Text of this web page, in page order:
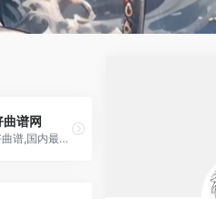
曲谱网
好曲谱,国内最全的(葫芦丝,吉他,钢琴,萨克斯,二胡,古筝,电子琴,琵琶,口琴等)曲谱,简谱,乐谱,歌谱资源库.免费浏览下载,乐器教程在线学习。